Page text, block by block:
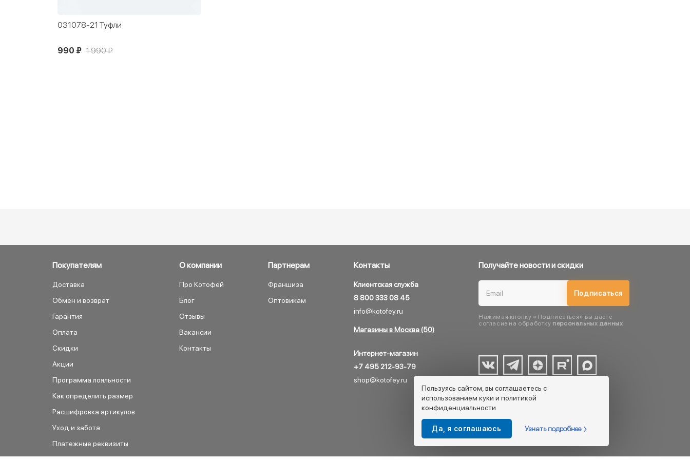
031078-21 Туфли
990 ₽ 1 990 ₽
Покупателям
Доставка
Обмен и возврат
Гарантия
Оплата
Скидки
Акции
Программа лояльности
Как определить размер
Расшифровка артикулов
Уход и забота
Платежные реквизиты
О компании
Про Котофей
Блог
Отзывы
Вакансии
Контакты
Партнерам
Франшиза
Оптовикам
Контакты
Клиентская служба
8 800 333 08 45
info@kotofey.ru
Магазины в Москва (50)
Интернет-магазин
+7 495 212-93-79
shop@kotofey.ru
Получайте новости и скидки
Подписаться
Нажимая кнопку «Подписаться» вы даете
согласие на обработку персональных данных
Пользуясь сайтом, вы соглашаетесь с
использованием куки и политикой
конфиденциальности
Да, я соглашаюсь Узнать подробнее